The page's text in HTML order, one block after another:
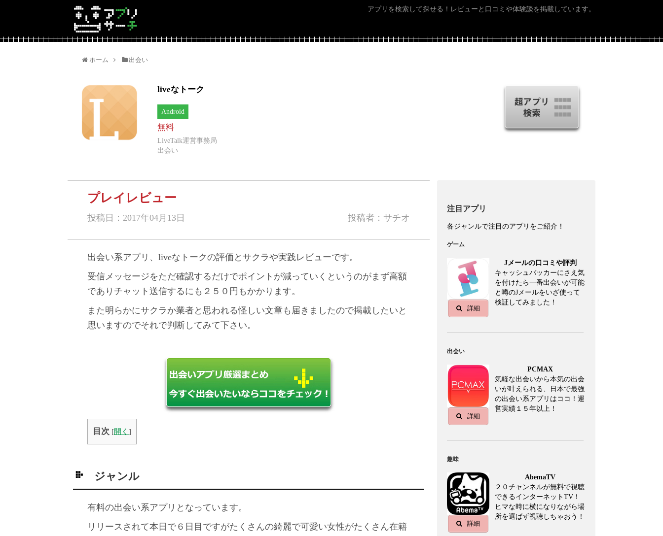
アプリを検索して探せる！レビューと口コミや体験談を掲載しています。
ホーム 出会い
liveなトーク
Android
無料
LiveTalk運営事務局
出会い
プレイレビュー
投稿日：2017年04月13日 投稿者：サチオ
出会い系アプリ、liveなトークの評価とサクラや実践レビューです。
受信メッセージをただ確認するだけでポイントが減っていくというのがまず高額
でありチャット送信するにも２５０円もかかります。
また明らかにサクラか業者と思われる怪しい文章も届きましたので掲載したいと
思いますのでそれで判断してみて下さい。
目次 [開く ]
ジャンル
有料の出会い系アプリとなっています。
リリースされて本日で６日目ですがたくさんの綺麗で可愛い女性がたくさん在籍
注目アプリ
各ジャンルで注目のアプリをご紹介！
ゲーム
詳細
Jメールの口コミや評判
キャッシュバッカーにさえ気
を付けたら一番出会いが可能
と噂のJメールをいざ使って
検証してみました！
出会い
詳細
PCMAX
気軽な出会いから本気の出会
いが叶えられる、日本で最強
の出会い系アプリはココ！運
営実績１５年以上！
趣味
詳細
AbemaTV
２０チャンネルが無料で視聴
できるインターネットTV！
ヒマな時に横になりながら場
所を選ばず視聴しちゃおう！